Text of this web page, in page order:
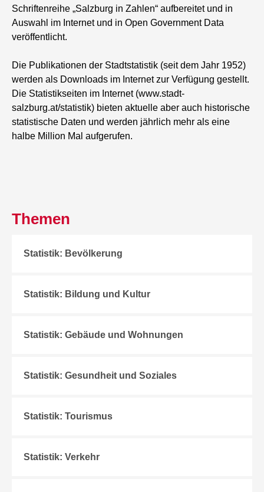
Schriftenreihe „Salzburg in Zahlen“ aufbereitet und in
Auswahl im Internet und in Open Government Data
veröffentlicht.
Die Publikationen der Stadtstatistik (seit dem Jahr 1952)
werden als Downloads im Internet zur Verfügung gestellt.
Die Statistikseiten im Internet (www.stadt-
salzburg.at/statistik) bieten aktuelle aber auch historische
statistische Daten und werden jährlich mehr als eine
halbe Million Mal aufgerufen.
Themen
Statistik: Bevölkerung
Statistik: Bildung und Kultur
Statistik: Gebäude und Wohnungen
Statistik: Gesundheit und Soziales
Statistik: Tourismus
Statistik: Verkehr